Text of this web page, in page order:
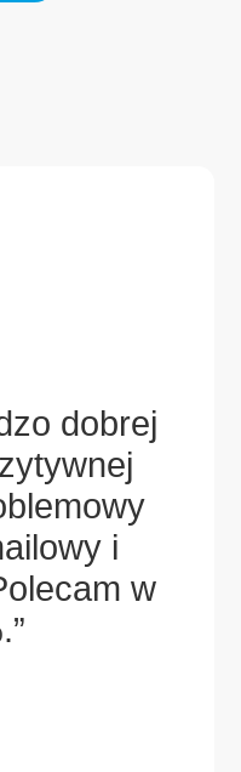
dobrej
i
w